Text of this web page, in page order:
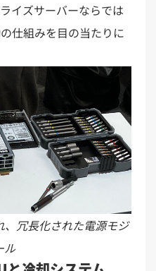
イズサーバーならでは
仕組みを目の当たりに
、冗長化された電源モジ
ル